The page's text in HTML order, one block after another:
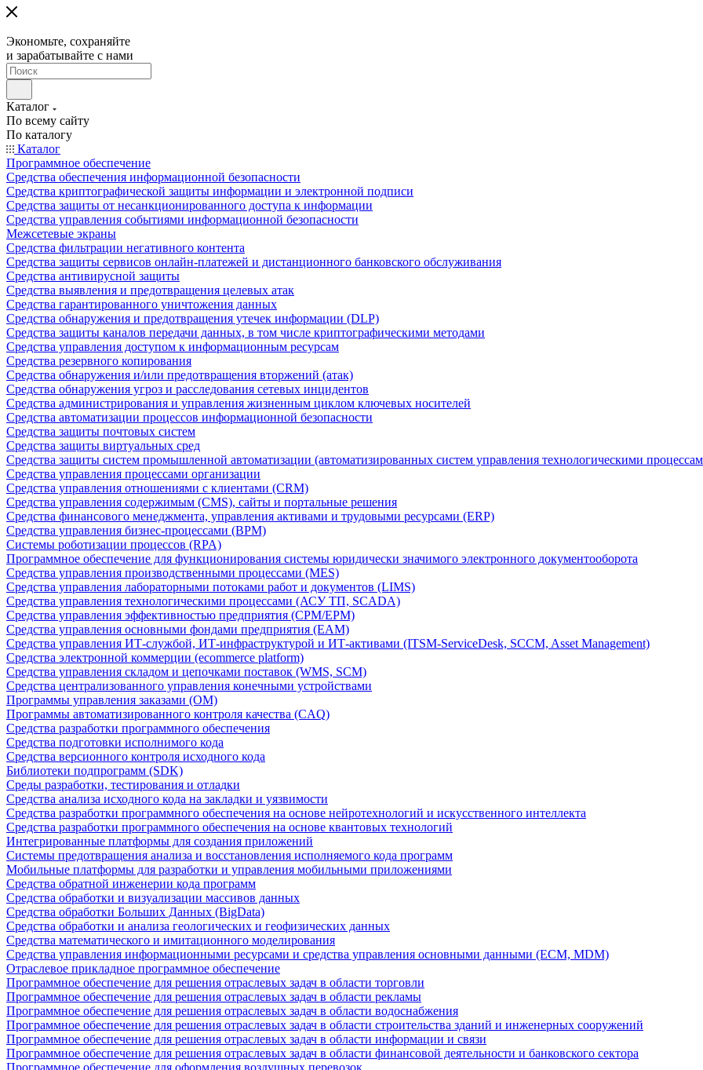
Экономьте, сохраняйте
и зарабатывайте с нами
Каталог
По всему сайту
По каталогу
Каталог
Программное обеспечение
Средства обеспечения информационной безопасности
Средства криптографической защиты информации и электронной подписи
Средства защиты от несанкционированного доступа к информации
Средства управления событиями информационной безопасности
Межсетевые экраны
Средства фильтрации негативного контента
Средства защиты сервисов онлайн-платежей и дистанционного банковского обслуживания
Средства антивирусной защиты
Средства выявления и предотвращения целевых атак
Средства гарантированного уничтожения данных
Средства обнаружения и предотвращения утечек информации (DLP)
Средства защиты каналов передачи данных, в том числе криптографическими методами
Средства управления доступом к информационным ресурсам
Средства резервного копирования
Средства обнаружения и/или предотвращения вторжений (атак)
Средства обнаружения угроз и расследования сетевых инцидентов
Средства администрирования и управления жизненным циклом ключевых носителей
Средства автоматизации процессов информационной безопасности
Средства защиты почтовых систем
Средства защиты виртуальных сред
Средства защиты систем промышленной автоматизации (автоматизированных систем управления технологическими
Средства управления процессами организации
Средства управления отношениями с клиентами (CRM)
Средства управления содержимым (CMS), сайты и портальные решения
Средства финансового менеджмента, управления активами и трудовыми ресурсами (ERP)
Средства управления бизнес-процессами (BPM)
Системы роботизации процессов (RPA)
Программное обеспечение для функционирования системы юридически значимого электронного документооборота
Средства управления производственными процессами (MES)
Средства управления лабораторными потоками работ и документов (LIMS)
Средства управления технологическими процессами (АСУ ТП, SCADA)
Средства управления эффективностью предприятия (CPM/EPM)
Средства управления основными фондами предприятия (EAM)
Средства управления ИТ-службой, ИТ-инфраструктурой и ИТ-активами (ITSM-ServiceDesk, SCCM, Asset Management)
Средства электронной коммерции (ecommerce platform)
Средства управления складом и цепочками поставок (WMS, SCM)
Средства централизованного управления конечными устройствами
Программы управления заказами (OM)
Программы автоматизированного контроля качества (CAQ)
Средства разработки программного обеспечения
Средства подготовки исполнимого кода
Средства версионного контроля исходного кода
Библиотеки подпрограмм (SDK)
Среды разработки, тестирования и отладки
Средства анализа исходного кода на закладки и уязвимости
Средства разработки программного обеспечения на основе нейротехнологий и искусственного интеллекта
Средства разработки программного обеспечения на основе квантовых технологий
Интегрированные платформы для создания приложений
Системы предотвращения анализа и восстановления исполняемого кода программ
Мобильные платформы для разработки и управления мобильными приложениями
Средства обратной инженерии кода программ
Средства обработки и визуализации массивов данных
Средства обработки Больших Данных (BigData)
Средства обработки и анализа геологических и геофизических данных
Средства математического и имитационного моделирования
Средства управления информационными ресурсами и средства управления основными данными (ECM, MDM)
Отраслевое прикладное программное обеспечение
Программное обеспечение для решения отраслевых задач в области торговли
Программное обеспечение для решения отраслевых задач в области рекламы
Программное обеспечение для решения отраслевых задач в области водоснабжения
Программное обеспечение для решения отраслевых задач в области строительства зданий и инженерных сооружений
Программное обеспечение для решения отраслевых задач в области информации и связи
Программное обеспечение для решения отраслевых задач в области финансовой деятельности и банковского сектора
Программное обеспечение для оформления воздушных перевозок